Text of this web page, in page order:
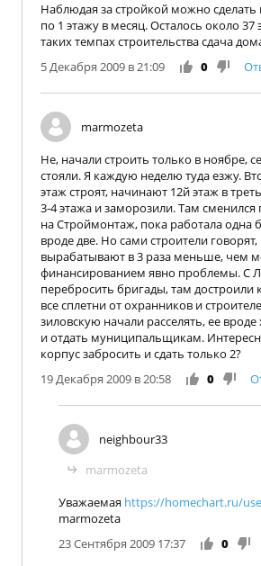
Наблюдая за стройкой можно сделать
по 1 этажу в месяц. Осталось около
таких темпах строительства сдача
5 Декабря 2009 в 21:09
0
marmozeta
Не, начали строить только в ноябре,
стояли. Я каждую неделю туда езжу.
этаж строят, начинают 12й этаж в
3-4 этажа и заморозили. Там сменился
на Строймонтаж, пока работала одна
вроде две. Но сами строители говорят,
вырабатывают в 3 раза меньше, чем
финансированием явно проблемы. С
перебросить бригады, там достроили
все сплетни от охранников и
зиловскую начали расселять, ее вроде
и отдать муниципальщикам.
корпус забросить и сдать только 2?
19 Декабря 2009 в 20:58
0
neighbour33
marmozeta
Уважаемая https://homechart.ru/
marmozeta
23 Сентября 2009 17:37
0